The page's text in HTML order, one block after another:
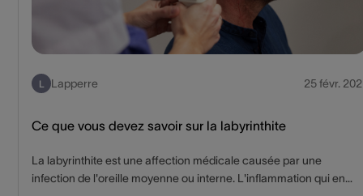
L Lapperre 25 févr.
Ce que vous devez savoir sur la labyrinthite
La labyrinthite est une affection médicale causée par une
infection de l'oreille moyenne ou interne. L'inflammation qui en